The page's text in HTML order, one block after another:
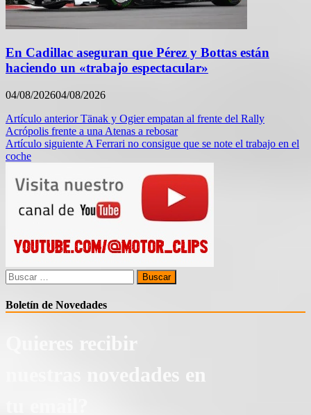
En Cadillac aseguran que Pérez y Bottas están
haciendo un «trabajo espectacular»
04/08/202604/08/2026
Navegación
de
entradas
Artículo anterior Tänak y Ogier empatan al frente del Rally
Acrópolis frente a una Atenas a rebosar
Artículo siguiente A Ferrari no consigue que se note el trabajo en el
coche
Buscar:
Boletín de Novedades
nuestras novedades en